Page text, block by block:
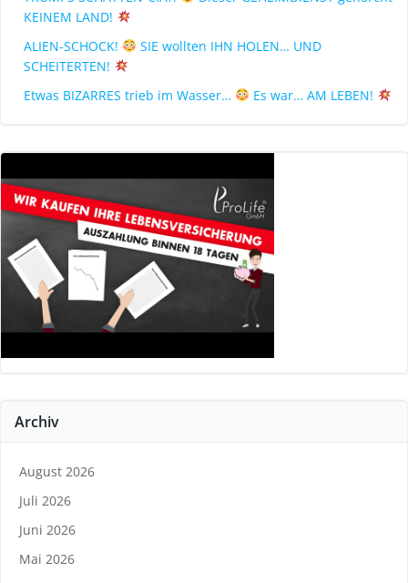
KEINEM LAND!
ALIEN-SCHOCK!
SIE wollten IHN HOLEN… UND
SCHEITERTEN!
Etwas BIZARRES trieb im Wasser…
Es war… AM LEBEN!
Archiv
August 2026
Juli 2026
Juni 2026
Mai 2026